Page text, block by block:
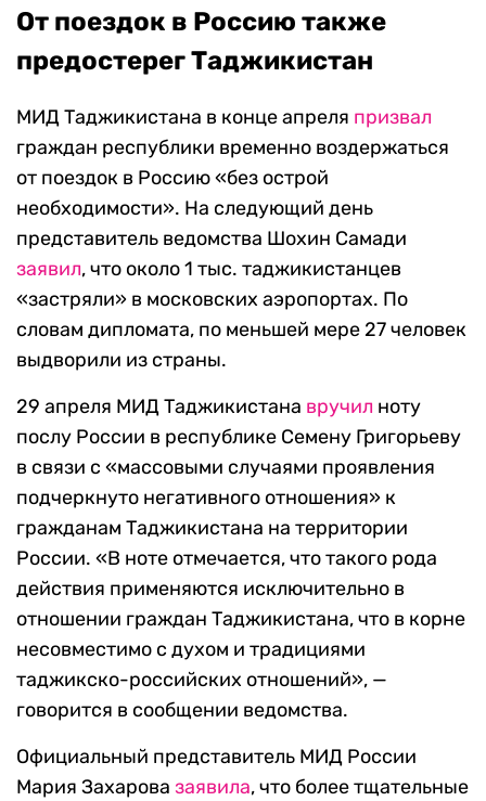
От поездок в Россию также
предостерег Таджикистан
МИД Таджикистана в конце апреля призвал
граждан республики временно воздержаться
от поездок в Россию «без острой
необходимости». На следующий день
представитель ведомства Шохин Самади
заявил, что около 1 тыс. таджикистанцев
«застряли» в московских аэропортах. По
словам дипломата, по меньшей мере 27 человек
выдворили из страны.
29 апреля МИД Таджикистана вручил ноту
послу России в республике Семену Григорьеву
в связи с «массовыми случаями проявления
подчеркнуто негативного отношения» к
гражданам Таджикистана на территории
России. «В ноте отмечается, что такого рода
действия применяются исключительно в
отношении граждан Таджикистана, что в корне
несовместимо с духом и традициями
таджикско-российских отношений», —
говорится в сообщении ведомства.
Официальный представитель МИД России
Мария Захарова заявила, что более тщательные